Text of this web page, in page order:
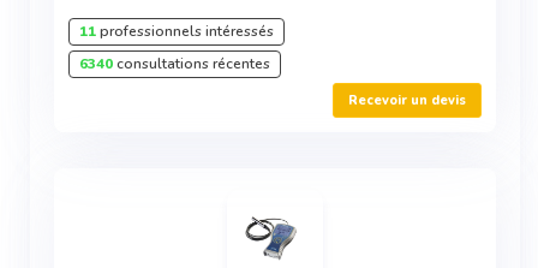
11professionnels intéressés
6340consultations récentes
Recevoir un devis